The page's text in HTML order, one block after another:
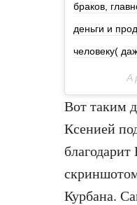
браков,
деньги и
человеку(
A
Вот таким
Ксенией
Курбана.